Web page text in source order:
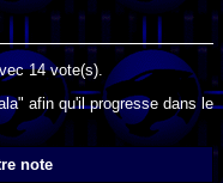
14vote(s).
afin qu'il progresse dans le
note